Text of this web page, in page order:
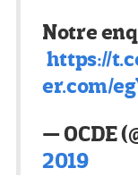
Notre
https://
er.com/
— OCDE
2019